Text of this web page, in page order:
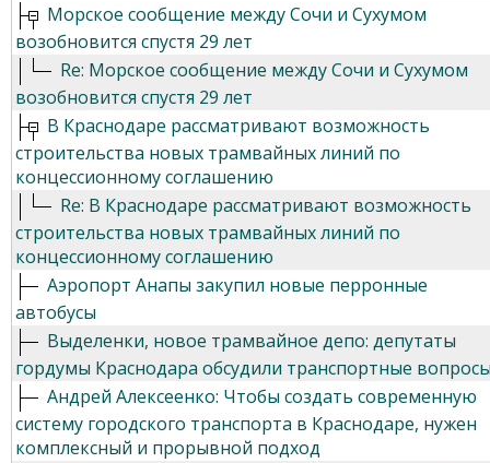
Морское сообщение между Сочи и Сухумом
возобновится спустя 29 лет
Re: Морское сообщение между Сочи и Сухумом
возобновится спустя 29 лет
В Краснодаре рассматривают возможность
строительства новых трамвайных линий по
концессионному соглашению
Re: В Краснодаре рассматривают возможность
строительства новых трамвайных линий по
концессионному соглашению
Аэропорт Анапы закупил новые перронные
автобусы
Выделенки, новое трамвайное депо: депутаты
гордумы Краснодара обсудили транспортные
Андрей Алексеенко: Чтобы создать современную
систему городского транспорта в Краснодаре, нужен
комплексный и прорывной подход